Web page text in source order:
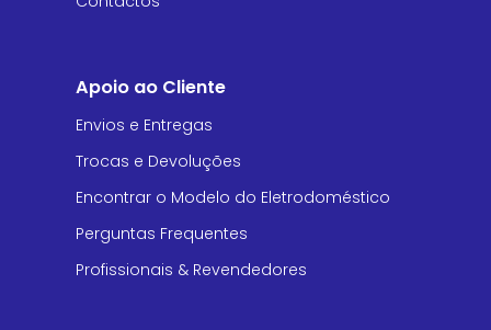
Apoio ao Cliente
Envios e Entregas
Trocas e Devoluções
Encontrar o Modelo do Eletrodoméstico
Perguntas Frequentes
Profissionais & Revendedores